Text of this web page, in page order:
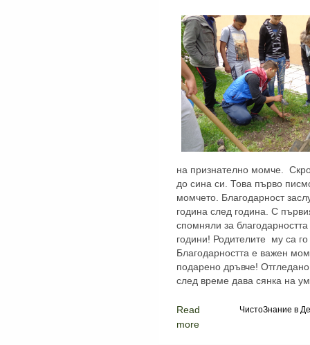
на признателно момче.
до сина си. Това първо
момчето. Благодарност
година след година. С
спомняли за
години! Родителите му са го
Благодарността е важен
подарено дръвче!
след време дава сянка на
ЧистоЗнание в
Read
more